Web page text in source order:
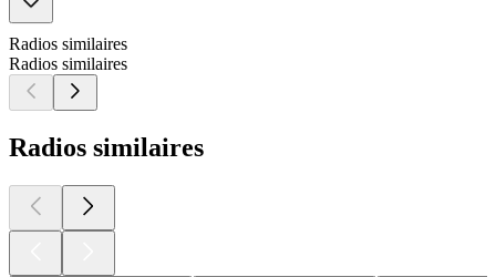
Radios similaires
Radios similaires
Radios similaires